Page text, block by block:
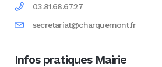
03.81.68.67.27
secretariat@charquemont.fr
Infos pratiques Mairie